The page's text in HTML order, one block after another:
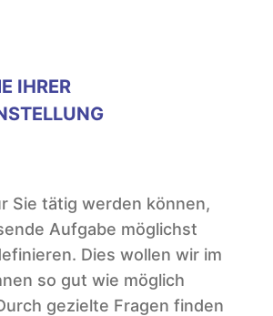
IHRER
Sie tätig werden können,
Aufgabe möglichst
Dies wollen wir im
so gut wie möglich
gezielte Fragen finden